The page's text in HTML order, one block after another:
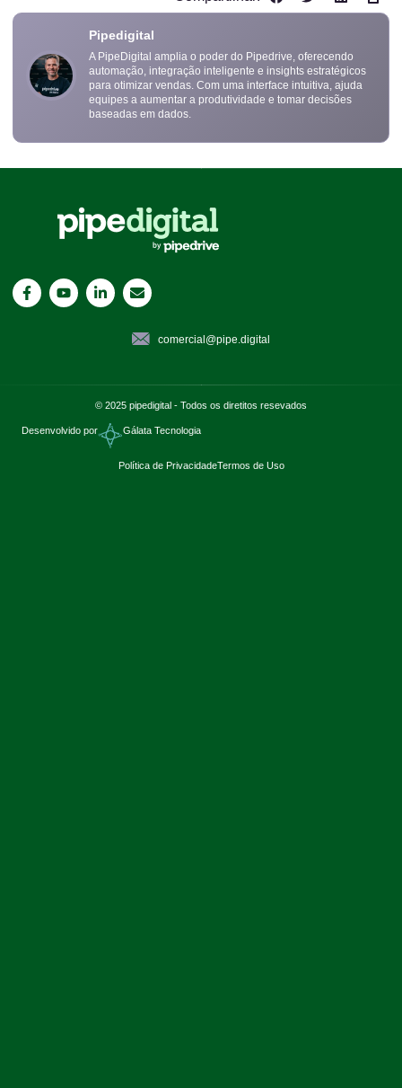
Pipedigital
A PipeDigital amplia o poder do Pipedrive, oferecendo
automação, integração inteligente e insights estratégicos
para otimizar vendas. Com uma interface intuitiva, ajuda
equipes a aumentar a produtividade e tomar decisões
baseadas em dados.
comercial@pipe.digital
© 2025 pipedigital - Todos os diretitos resevados
Desenvolvido por Gálata Tecnologia
Política de PrivacidadeTermos de Uso